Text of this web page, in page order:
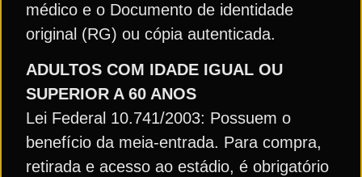
médico e o Documento de identidade
original (RG) ou cópia autenticada.
ADULTOS COM IDADE IGUAL OU
SUPERIOR A 60 ANOS
Lei Federal 10.741/2003: Possuem o
benefício da meia-entrada. Para compra,
retirada e acesso ao estádio, é obrigatório